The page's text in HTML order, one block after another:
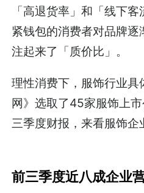
「高退货率」和「线下
紧钱包的消费者对品牌
注起来了「质价比」。
理性消费下，服饰行业
网》选取了45家服饰上
三季度财报，来看服饰企
前三季度近八成企业